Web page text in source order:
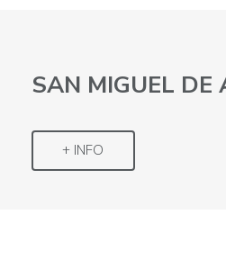
SAN MIGUEL DE
+ INFO